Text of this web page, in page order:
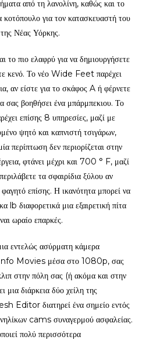
από τη λανολίνη, καθώς και το
κοτόπουλο για τον κατασκευαστή του
της Νέας Υόρκης.
πιο ελαφρύ για να δημιουργήσετε
κενό. Το νέο Wide Feet παρέχει
αν είστε για το σκάφος A ή φέρνετε
σας βοηθήσει ένα μπάρμπεκιου. Το
επίσης 8 υπηρεσίες, μαζί με
ψητό και καπνιστή τσιγάρων,
περίπτωση δεν περιορίζεται στην
φτάνει μέχρι και 700 ° F, μαζί
τα σφαιρίδια ξύλου αν
επίσης. Η ικανότητα μπορεί να
lb διαφορετικά μια εξαιρετική πίτα
ωραίο επαρκές.
εντελώς ασύρματη κάμερα
Info Movies μέσα στο 1080p, σας
στην πόλη σας (ή ακόμα και στην
μια διάρκεια δύο χείλη της
Editor διατηρεί ένα σημείο εντός
cams συναγερμού ασφαλείας.
πολύ περισσότερα